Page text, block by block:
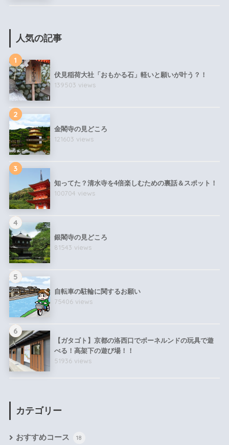
人気の記事
1
伏見稲荷大社「おもかる石」軽いと願いが叶う？！
139503 views
2
金閣寺の見どころ
121603 views
3
知ってた？清水寺を4倍楽しむための裏話＆スポット！
100704 views
4
銀閣寺の見どころ
81543 views
5
自転車の駐輪に関するお願い
75406 views
6
【ガタゴト】京都の洛西口でボーネルンドの玩具で遊
べる！高架下の遊び場！！
51936 views
カテゴリー
おすすめコース 18